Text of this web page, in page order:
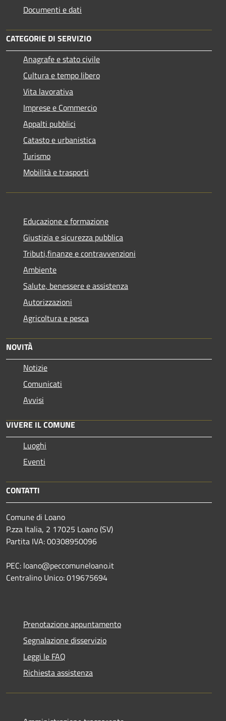
Documenti e dati
CATEGORIE DI SERVIZIO
Anagrafe e stato civile
Cultura e tempo libero
Vita lavorativa
Imprese e Commercio
Appalti pubblici
Catasto e urbanistica
Turismo
Mobilità e trasporti
Educazione e formazione
Giustizia e sicurezza pubblica
Tributi,finanze e contravvenzioni
Ambiente
Salute, benessere e assistenza
Autorizzazioni
Agricoltura e pesca
NOVITÀ
Notizie
Comunicati
Avvisi
VIVERE IL COMUNE
Luoghi
Eventi
CONTATTI
Comune di Loano
P.zza Italia, 2 17025 Loano (SV)
Partita IVA: 00308950096
PEC: loano@peccomuneloano.it
Centralino Unico: 019675694
Prenotazione appuntamento
Segnalazione disservizio
Leggi le FAQ
Richiesta assistenza